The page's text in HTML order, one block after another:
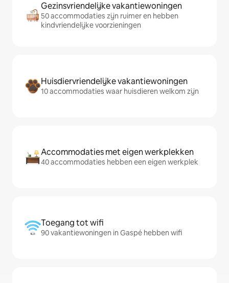
Gezinsvriendelijke vakantiewoningen
50 accommodaties zijn ruimer en hebben
kindvriendelijke voorzieningen
Huisdiervriendelijke vakantiewoningen
10 accommodaties waar huisdieren welkom zijn
Accommodaties met eigen werkplekken
40 accommodaties hebben een eigen werkplek
Toegang tot wifi
90 vakantiewoningen in Gaspé hebben wifi